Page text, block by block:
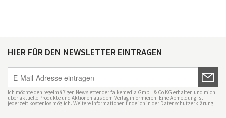
HIER FÜR DEN NEWSLETTER EINTRAGEN
Ich möchte den regelmäßigen Newsletter der falkemedia GmbH & Co KG erhalten und mich
über aktuelle Produkte und Aktionen aus dem Verlag informieren. Eine Abmeldung ist
jederzeit kostenlos möglich. Weitere Informationen finde ich in der Datenschutzerklärung.